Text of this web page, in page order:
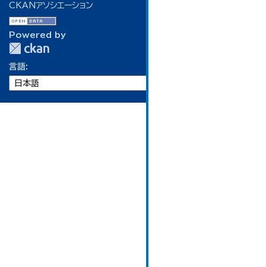
CKANアソシエーション
Powered by
言語